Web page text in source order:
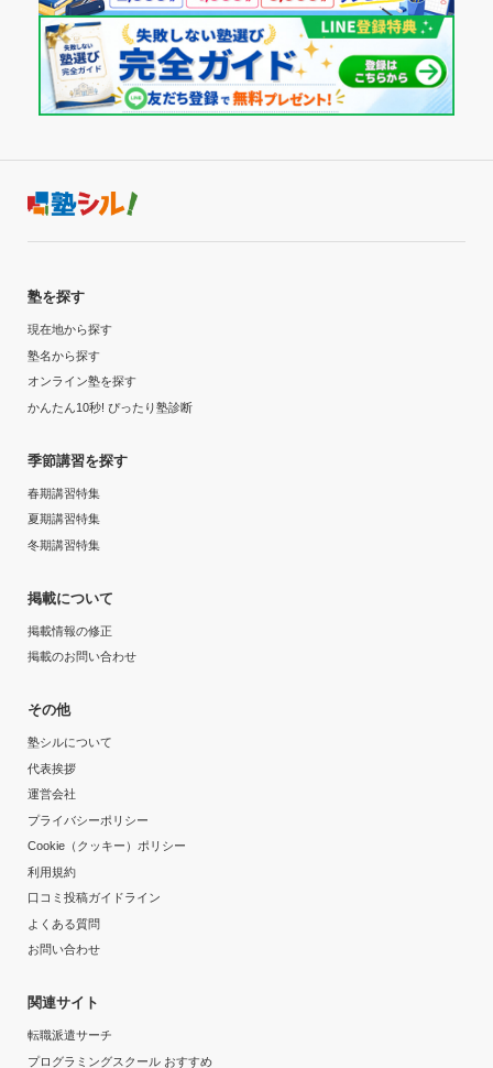
塾を探す
現在地から探す
塾名から探す
オンライン塾を探す
かんたん10秒! ぴったり塾診断
季節講習を探す
春期講習特集
夏期講習特集
冬期講習特集
掲載について
掲載情報の修正
掲載のお問い合わせ
その他
塾シルについて
代表挨拶
運営会社
プライバシーポリシー
Cookie（クッキー）ポリシー
利用規約
口コミ投稿ガイドライン
よくある質問
お問い合わせ
関連サイト
転職派遣サーチ
プログラミングスクール おすすめ